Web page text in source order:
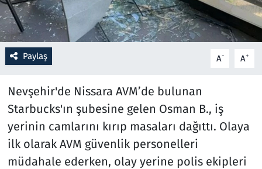
Paylaş A- A+
Nevşehir'de Nissara AVM’de bulunan
Starbucks'ın şubesine gelen Osman B., iş
yerinin camlarını kırıp masaları dağıttı. Olaya
ilk olarak AVM güvenlik personelleri
müdahale ederken, olay yerine polis ekipleri
Rüya Tabirleri
Sağlık
Savunma Sanayi
Seçim 2023
Spor
Teknoloji ve Bilim